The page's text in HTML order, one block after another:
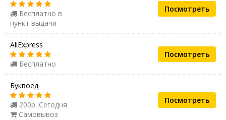
Бесплатно в
пункт выдачи
Посмотреть
AliExpress
Бесплатно
Посмотреть
Буквоед
200р. Сегодня
Самовывоз
Посмотреть